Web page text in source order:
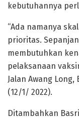
kebutuhannya
“Ada namanya
prioritas.
membutuhkan
pelaksanaan
Jalan Awang
(12/1/ 2022).
Ditambahkan